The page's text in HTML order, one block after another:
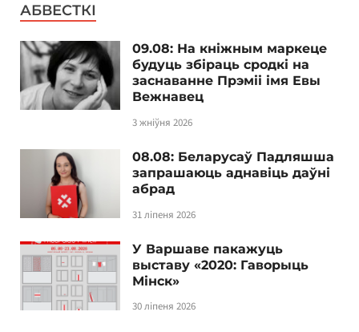
АБВЕСТКІ
09.08: На кніжным маркеце
будуць збіраць сродкі на
заснаванне Прэміі імя Евы
Вежнавец
3 жніўня 2026
08.08: Беларусаў Падляшша
запрашаюць аднавіць даўні
абрад
31 ліпеня 2026
У Варшаве пакажуць
выставу «2020: Гаворыць
Мінск»
30 ліпеня 2026